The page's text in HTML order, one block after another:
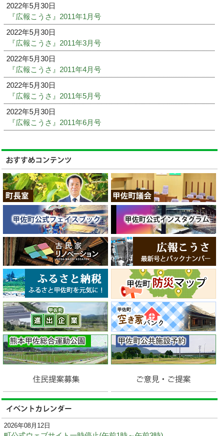
2022年5月30日
『広報こうさ』2011年1月号
2022年5月30日
『広報こうさ』2011年3月号
2022年5月30日
『広報こうさ』2011年4月号
2022年5月30日
『広報こうさ』2011年5月号
2022年5月30日
『広報こうさ』2011年6月号
2026年08月12日